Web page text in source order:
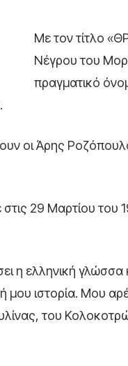
Με τον τίτλο
Νέγρου του
πραγματικό
οι Άρης
29 Μαρτίου του
η ελληνική γλώσσα
μου ιστορία. Μου
του